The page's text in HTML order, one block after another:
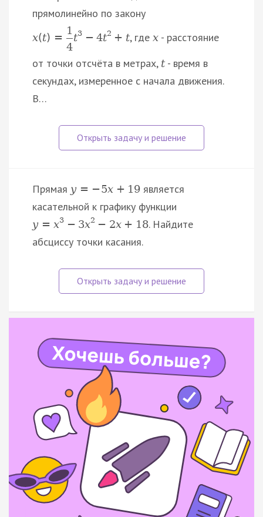
прямолинейно по закону
x(t) =
1
4
t3 − 4t2 + t, где x- расстояние
от точки отсчёта в метрах, t - время в
секундах, измеренное с начала движения.
В…
Прямая y = −5x + 19 является
касательной к графику функции
y = x3 − 3x2 − 2x + 18. Найдите
абсциссу точки касания.